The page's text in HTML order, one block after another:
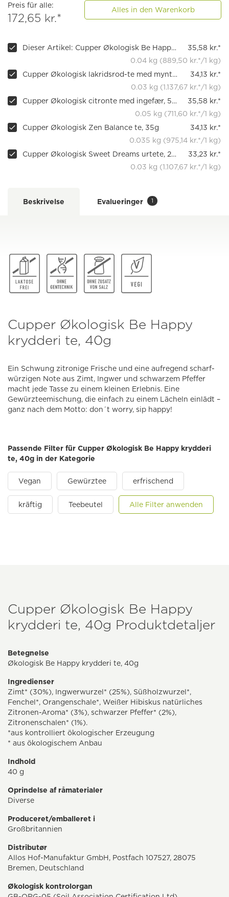
Preis für alle:
172,65 kr.*
Alles in den Warenkorb
Dieser Artikel: Cupper Økologisk Be Happy krydderi te, 40g
35,58 kr.*
0.04 kg (889,50 kr.*/1 kg)
Cupper Økologisk lakridsrod-te med mynte, 20 teposer
34,13 kr.*
0.03 kg (1.137,67 kr.*/1 kg)
Cupper Økologisk citronte med ingefær, 50g
35,58 kr.*
0.05 kg (711,60 kr.*/1 kg)
Cupper Økologisk Zen Balance te, 35g
34,13 kr.*
0.035 kg (975,14 kr.*/1 kg)
Cupper Økologisk Sweet Dreams urtete, 20 breve
33,23 kr.*
0.03 kg (1.107,67 kr.*/1 kg)
Beskrivelse Evalueringer 1
Cupper Økologisk Be Happy
krydderi te, 40g
Ein Schwung zitronige Frische und eine aufregend scharf-
würzigen Note aus Zimt, Ingwer und schwarzem Pfeffer
macht jede Tasse zu einem kleinen Erlebnis. Eine
Gewürzteemischung, die einfach zu einem Lächeln einlädt –
ganz nach dem Motto: don´t worry, sip happy!
Passende Filter für Cupper Økologisk Be Happy krydderi
te, 40g in der Kategorie
Vegan Gewürztee erfrischend
kräftig Teebeutel Alle Filter anwenden
Cupper Økologisk Be Happy
krydderi te, 40g Produktdetaljer
Betegnelse
Økologisk Be Happy krydderi te, 40g
Ingredienser
Zimt* (30%), Ingwerwurzel* (25%), Süßholzwurzel*,
Fenchel*, Orangenschale*, Weißer Hibiskus natürliches
Zitronen-Aroma* (3%), schwarzer Pfeffer* (2%),
Zitronenschalen* (1%).
*aus kontrolliert ökologischer Erzeugung
* aus ökologischem Anbau
Indhold
40 g
Oprindelse af råmaterialer
Diverse
Produceret/emballeret i
Großbritannien
Distributør
Allos Hof-Manufaktur GmbH, Postfach 107527, 28075
Bremen, Deutschland
Økologisk kontrolorgan